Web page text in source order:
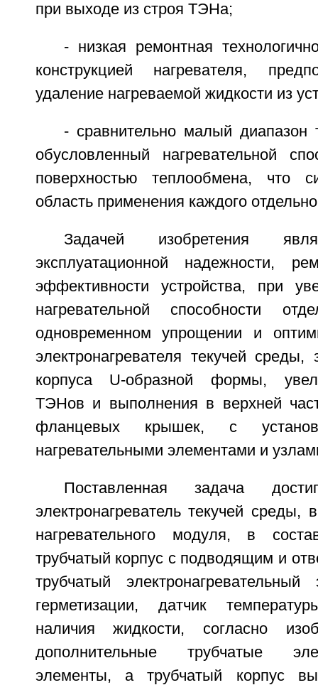
при выходе из строя ТЭНа;
- низкая ремонтная
конструкцией нагревателя,
удаление нагреваемой жидкости из
- сравнительно малый диапазон
обусловленный нагревательной
поверхностью теплообмена, что
область применения каждого
Задачей изобретения
эксплуатационной надежности,
эффективности устройства, при
нагревательной способности
одновременном упрощении и
электронагревателя текучей
корпуса U-образной формы,
ТЭНов и выполнения в верхней
фланцевых крышек, с
нагревательными элементами и
Поставленная задача
электронагреватель текучей
нагревательного модуля, в
трубчатый корпус с подводящим и
трубчатый
герметизации, датчик
наличия жидкости, согласно
дополнительные трубчатые
элементы, а трубчатый корпус